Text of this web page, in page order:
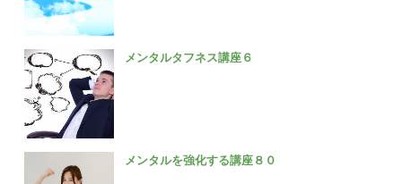
メンタルタフネス講座６
メンタルを強化する講座８０